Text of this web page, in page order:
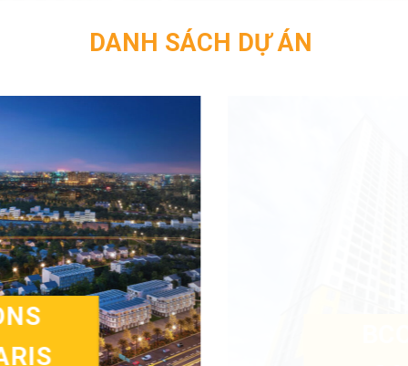
DANH SÁCH DỰ ÁN
BCONS